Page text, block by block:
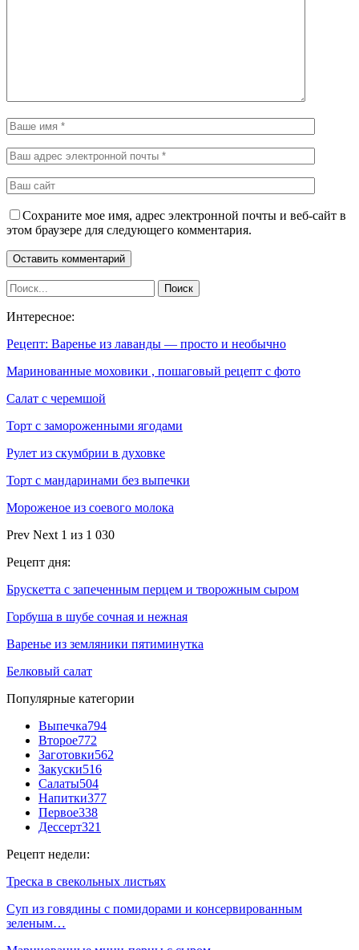
Сохраните мое имя, адрес электронной почты и веб-сайт в
этом браузере для следующего комментария.
Интересное:
Рецепт: Варенье из лаванды — просто и необычно
Маринованные моховики , пошаговый рецепт с фото
Салат с черемшой
Торт с замороженными ягодами
Рулет из скумбрии в духовке
Торт с мандаринами без выпечки
Мороженое из соевого молока
Prev Next 1 из 1 030
Рецепт дня:
Брускетта с запеченным перцем и творожным сыром
Горбуша в шубе сочная и нежная
Варенье из земляники пятиминутка
Белковый салат
Популярные категории
Выпечка794
Второе772
Заготовки562
Закуски516
Салаты504
Напитки377
Первое338
Дессерт321
Рецепт недели:
Треска в свекольных листьях
Суп из говядины с помидорами и консервированным
зеленым…